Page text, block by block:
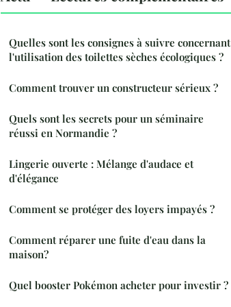
Quelles sont les consignes à suivre concernant
l'utilisation des toilettes sèches écologiques ?
Comment trouver un constructeur sérieux ?
Quels sont les secrets pour un séminaire
réussi en Normandie ?
Lingerie ouverte : Mélange d'audace et
d'élégance
Comment se protéger des loyers impayés ?
Comment réparer une fuite d'eau dans la
maison?
Quel booster Pokémon acheter pour investir ?